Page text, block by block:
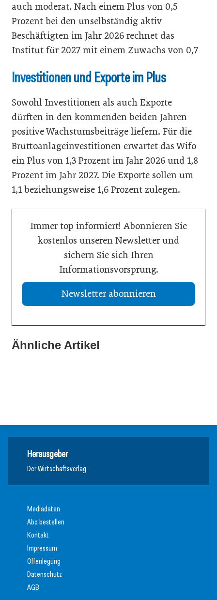
auch moderat. Nach einem Plus von 0,5
Prozent bei den unselbständig aktiv
Beschäftigten im Jahr 2026 rechnet das
Institut für 2027 mit einem Zuwachs von 0,7
Investitionen und Exporte im Plus
Sowohl Investitionen als auch Exporte
dürften in den kommenden beiden Jahren
positive Wachstumsbeiträge liefern. Für die
Bruttoanlageinvestitionen erwartet das Wifo
ein Plus von 1,3 Prozent im Jahr 2026 und 1,8
Prozent im Jahr 2027. Die Exporte sollen um
1,1 beziehungsweise 1,6 Prozent zulegen.
Immer top informiert! Abonnieren Sie
kostenlos unseren Newsletter und
sichern Sie sich Ihren
Informationsvorsprung.
Newsletter abonnieren
Ähnliche Artikel
21. Juli 2026
Drei Viertel wünschen sich lebensphasenorientierte
Was Handwerksbetriebe jetzt für ihre Online-Sichtbarkeit
13. Juli 2026
Herausgeber
Der Wirtschaftsverlag
Mediadaten
Abo bestellen
Kontakt
Impressum
Offenlegung
Datenschutz
AGB